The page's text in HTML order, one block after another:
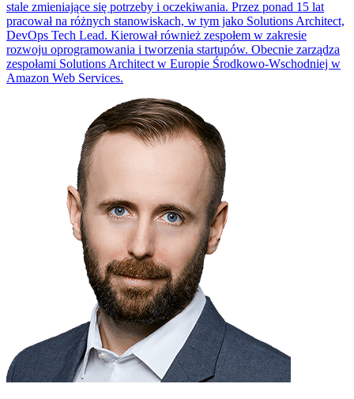
stale zmieniające się potrzeby i oczekiwania. Przez ponad 15 lat
pracował na różnych stanowiskach, w tym jako Solutions Architect,
DevOps Tech Lead. Kierował również zespołem w zakresie
rozwoju oprogramowania i tworzenia startupów. Obecnie zarządza
zespołami Solutions Architect w Europie Środkowo-Wschodniej w
Amazon Web Services.